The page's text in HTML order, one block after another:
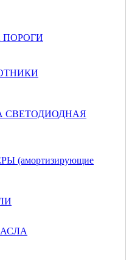
СВЕТОДИОДНАЯ
(амортизирующие